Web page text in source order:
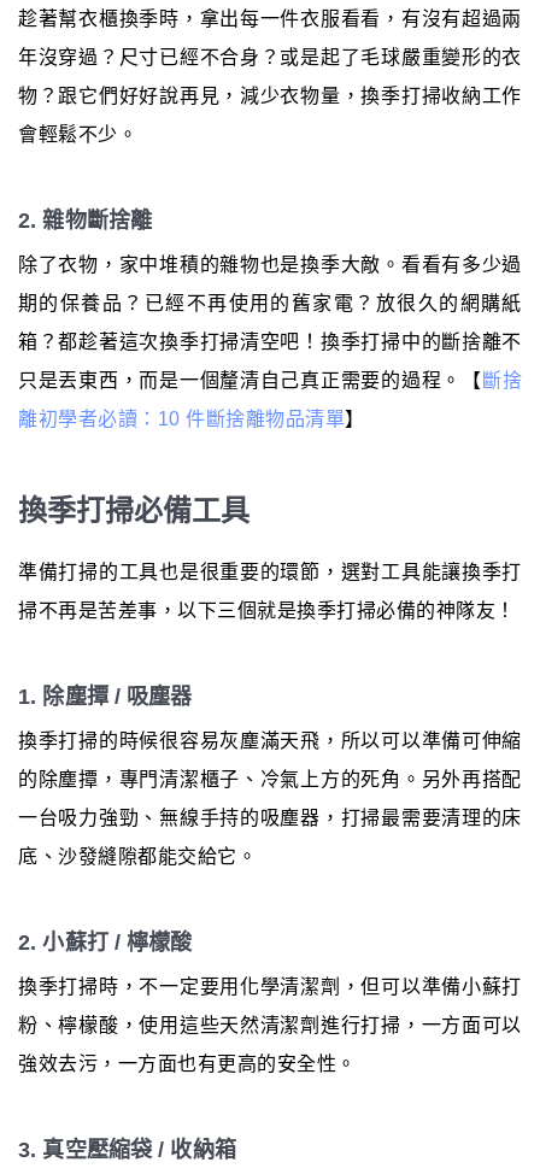
趁著幫衣櫃換季時，拿出每一件衣服看看，有沒有超過兩
年沒穿過？尺寸已經不合身？或是起了毛球嚴重變形的衣
物？跟它們好好說再見，減少衣物量，換季打掃收納工作
會輕鬆不少。
2. 雜物斷捨離
除了衣物，家中堆積的雜物也是換季大敵。看看有多少過
期的保養品？已經不再使用的舊家電？放很久的網購紙
箱？都趁著這次換季打掃清空吧！換季打掃中的斷捨離不
只是丟東西，而是一個釐清自己真正需要的過程。【 斷捨
離初學者必讀：10 件斷捨離物品清單】
換季打掃必備工具
準備打掃的工具也是很重要的環節，選對工具能讓換季打
掃不再是苦差事，以下三個就是換季打掃必備的神隊友！
1. 除塵撢 / 吸塵器
換季打掃的時候很容易灰塵滿天飛，所以可以準備可伸縮
的除塵撢，專門清潔櫃子、冷氣上方的死角。另外再搭配
一台吸力強勁、無線手持的吸塵器，打掃最需要清理的床
底、沙發縫隙都能交給它。
2. 小蘇打 / 檸檬酸
換季打掃時，不一定要用化學清潔劑，但可以準備小蘇打
粉、檸檬酸，使用這些天然清潔劑進行打掃，一方面可以
強效去污，一方面也有更高的安全性。
3. 真空壓縮袋 / 收納箱